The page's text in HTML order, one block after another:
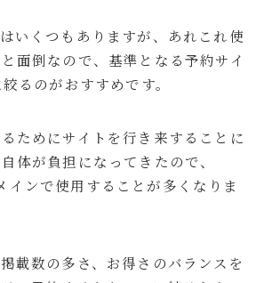
いくつもありますが、あれこれ使
面倒なので、基準となる予約サイ
るのがおすすめです。
ためにサイトを行き来することに
体が負担になってきたので、
ンで使用することが多くなりま
載数の多さ、お得さのバランスを